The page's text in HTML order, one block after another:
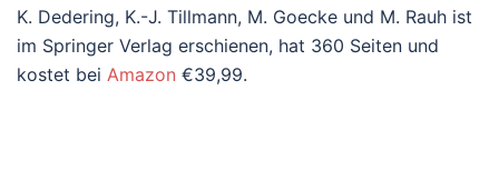
K. Dedering, K.-J. Tillmann, M. Goecke und M. Rauh ist
im Springer Verlag erschienen, hat 360 Seiten und
kostet bei Amazon €39,99.